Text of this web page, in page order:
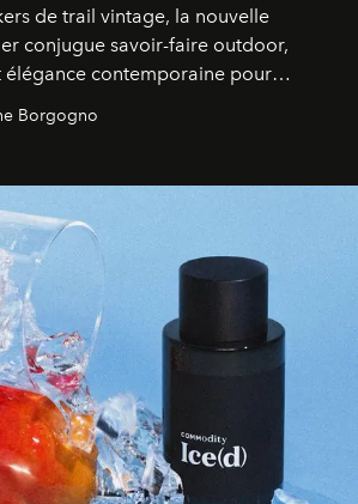
de trail vintage, la nouvelle
conjugue savoir-faire outdoor,
contemporaine pour
Borgogno